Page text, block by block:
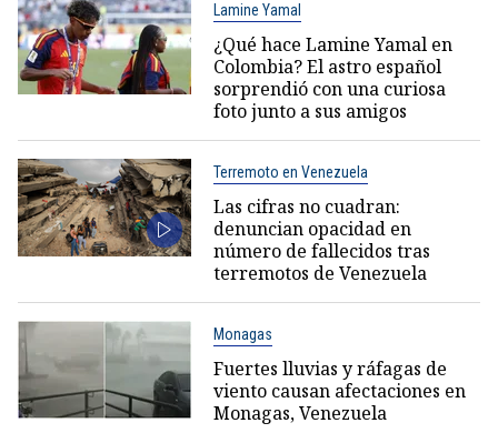
Lamine Yamal
¿Qué hace Lamine Yamal en
Colombia? El astro español
sorprendió con una curiosa
foto junto a sus amigos
Terremoto en Venezuela
Las cifras no cuadran:
denuncian opacidad en
número de fallecidos tras
terremotos de Venezuela
Monagas
Fuertes lluvias y ráfagas de
viento causan afectaciones en
Monagas, Venezuela